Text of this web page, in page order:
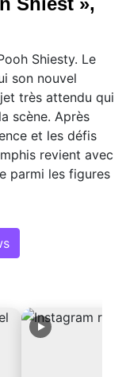
Shiesty. Le
son nouvel
très attendu qui
scène. Après
et les défis
revient avec
parmi les figures